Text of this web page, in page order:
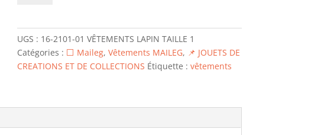
VÊTEMENTS
LAPIN
UGS : 16-2101-01 VÊTEMENTS LAPIN TAILLE 1
Catégories : ⬜ Maileg, Vêtements MAILEG, 📌 JOUETS DE
CREATIONS ET DE COLLECTIONS Étiquette : vêtements